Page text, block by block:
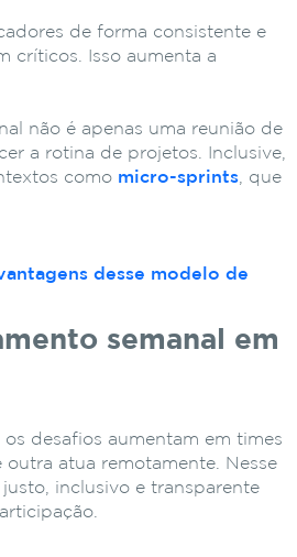
de forma consistente e
críticos. Isso aumenta a
não é apenas uma reunião de
a rotina de projetos. Inclusive,
como micro-sprints, que
desse modelo de
semanal em
desafios aumentam em times
atua remotamente. Nesse
inclusivo e transparente